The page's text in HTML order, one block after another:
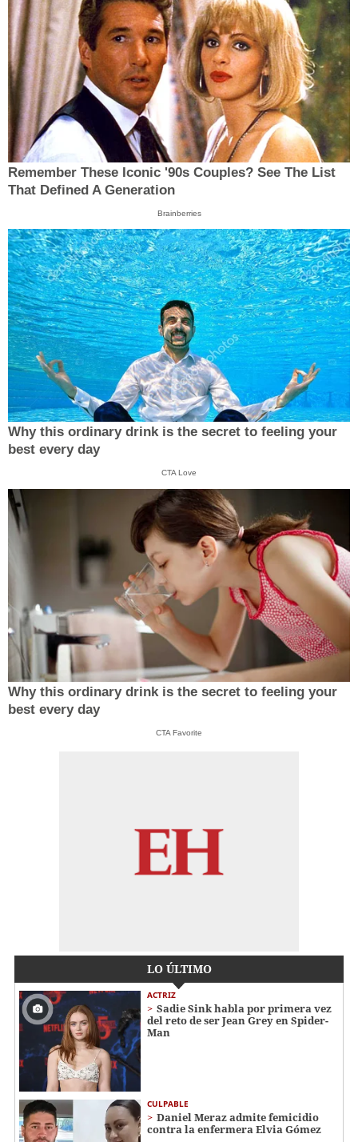
Remember These Iconic '90s Couples? See The List
That Defined A Generation
Brainberries
Why this ordinary drink is the secret to feeling your
best every day
CTA Love
Why this ordinary drink is the secret to feeling your
best every day
CTA Favorite
LO ÚLTIMO
ACTRIZ
Sadie Sink habla por primera vez
del reto de ser Jean Grey en Spider-
Man
CULPABLE
Daniel Meraz admite femicidio
contra la enfermera Elvia Gómez